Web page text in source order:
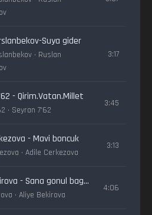
Suya gider
• Ruslan
3:17
- Qirim.Vatan.Millet
• Seyran 7'62
3:45
- Mavi boncuk
• Adile Cerkezova
3:13
Aliye Bekirova - Sana gonul bagladim
• Aliye Bekirova
4:06